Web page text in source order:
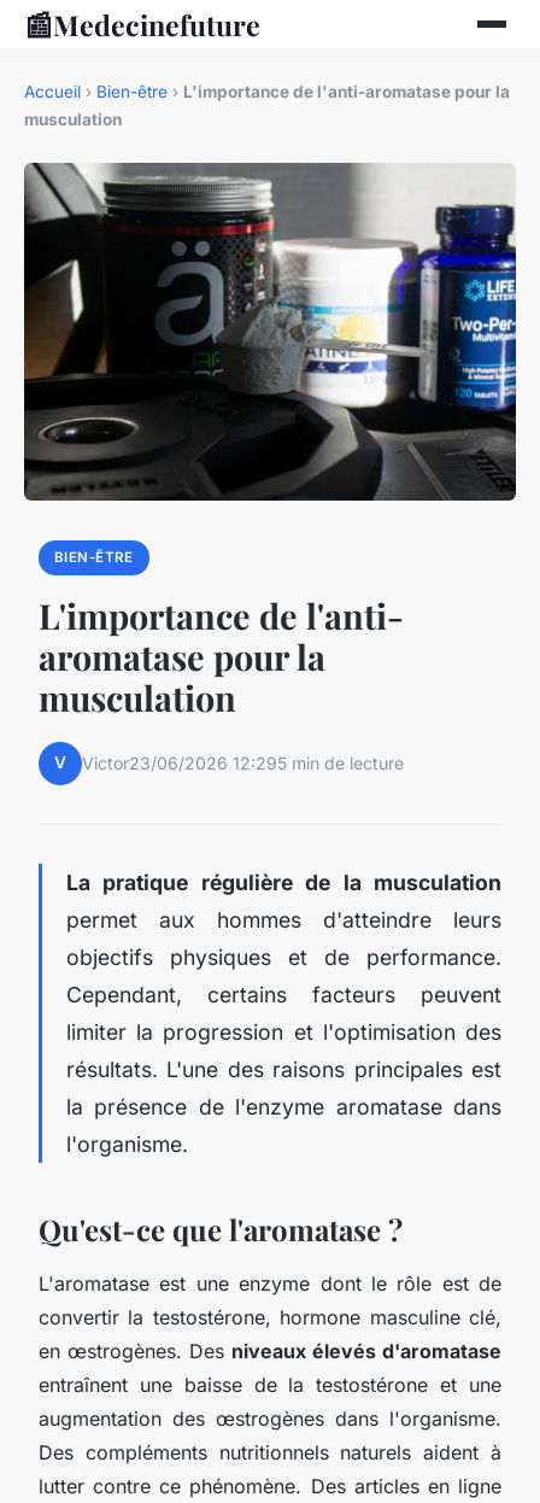
📰Medecinefuture
Accueil › Bien-être › L'importance de l'anti-aromatase pour la
musculation
BIEN-ÊTRE
L'importance de l'anti-
aromatase pour la
musculation
V Victor23/06/2026 12:295 min de lecture
La pratique régulière de la musculation
permet aux hommes d'atteindre leurs
objectifs physiques et de performance.
Cependant, certains facteurs peuvent
limiter la progression et l'optimisation des
résultats. L'une des raisons principales est
la présence de l'enzyme aromatase dans
l'organisme.
Qu'est-ce que l'aromatase ?
L'aromatase est une enzyme dont le rôle est de
convertir la testostérone, hormone masculine clé,
en œstrogènes. Des niveaux élevés d'aromatase
entraînent une baisse de la testostérone et une
augmentation des œstrogènes dans l'organisme.
Des compléments nutritionnels naturels aident à
lutter contre ce phénomène. Des articles en ligne